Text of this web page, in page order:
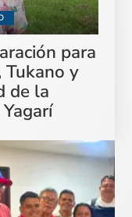
para
Tukano y
de la